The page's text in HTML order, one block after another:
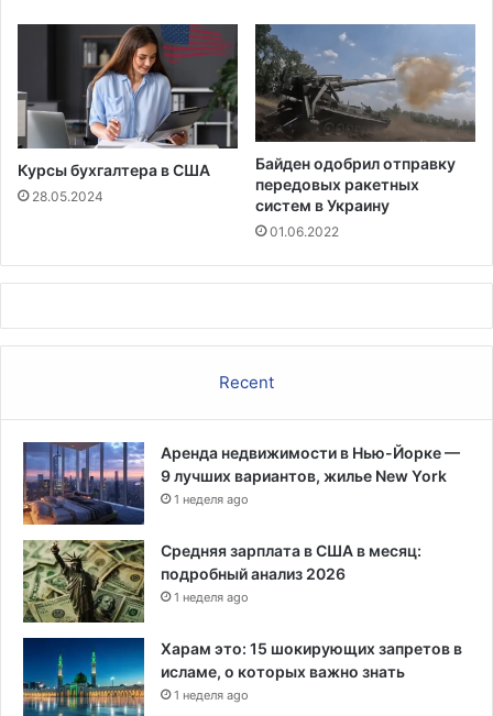
т
н
и
я
р
е
м
п
е
р
в
о
й
н
е
о
б
о
д
Курсы бухгалтера в США
28.05.2024
Байден одобрил отправку
передовых ракетных
систем в Украину
01.06.2022
Recent
Аренда недвижимости в Нью-Йорке —
9 лучших вариантов, жилье New York
1 неделя ago
Средняя зарплата в США в месяц:
подробный анализ 2026
1 неделя ago
Харам это: 15 шокирующих запретов в
исламе, о которых важно знать
1 неделя ago